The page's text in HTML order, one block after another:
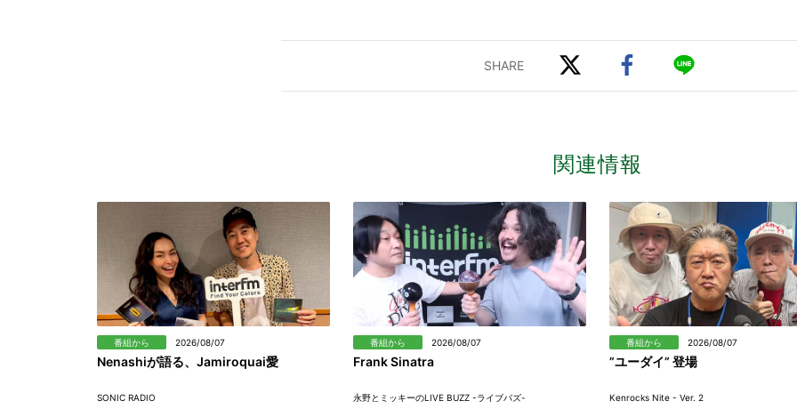
関連情報
番組から 2026/08/07
Nenashiが語る、Jamiroquai愛
SONIC RADIO
番組から 2026/08/07
Frank Sinatra
永野とミッキーのLIVE BUZZ -ライブバズ-
番組から 2026/08/07
”ユーダイ” 登場
Kenrocks Nite - Ver. 2